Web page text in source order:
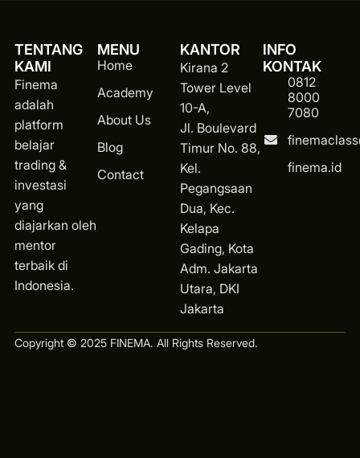
TENTANG
KAMI
Finema
adalah
platform
belajar
trading &
investasi
yang
diajarkan oleh
mentor
terbaik di
Indonesia.
MENU
Home
Academy
About Us
Blog
Contact
KANTOR
Kirana 2
Tower Level
10-A,
Jl. Boulevard
Timur No. 88,
Kel.
Pegangsaan
Dua, Kec.
Kelapa
Gading, Kota
Adm. Jakarta
Utara, DKI
Jakarta
INFO
KONTAK
0812
8000
7080
finema.id
Copyright © 2025 FINEMA. All Rights Reserved.